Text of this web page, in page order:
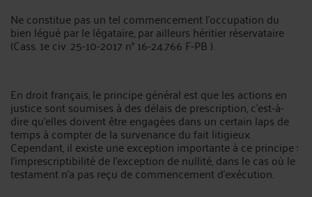
Ne constitue pas un tel commencement l’occupation du
bien légué par le légataire, par ailleurs héritier réservataire
(Cass. 1e civ. 25-10-2017 n° 16-24.766 F-PB ).
En droit français, le principe général est que les actions en
justice sont soumises à des délais de prescription, c'est-à-
dire qu'elles doivent être engagées dans un certain laps de
temps à compter de la survenance du fait litigieux.
Cependant, il existe une exception importante à ce principe :
l'imprescriptibilité de l'exception de nullité, dans le cas où le
testament n'a pas reçu de commencement d'exécution.